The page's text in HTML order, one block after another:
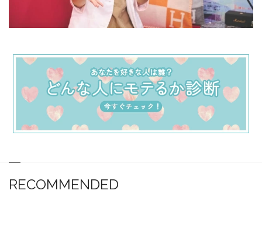
RECOMMENDED